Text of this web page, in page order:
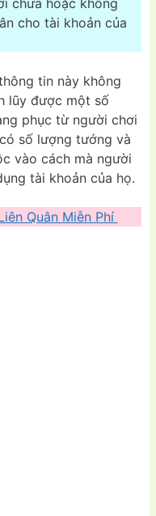
cho tài khoản của
tin này không
lũy được một số
phục từ người chơi
số lượng tướng và
vào cách mà người
tài khoản của họ.
Quân Miễn Phí